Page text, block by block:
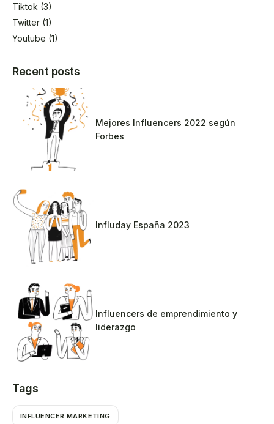
Tiktok (3)
Twitter (1)
Youtube (1)
Recent posts
Mejores Influencers 2022 según
Forbes
Influday España 2023
Influencers de emprendimiento y
liderazgo
Tags
INFLUENCER MARKETING